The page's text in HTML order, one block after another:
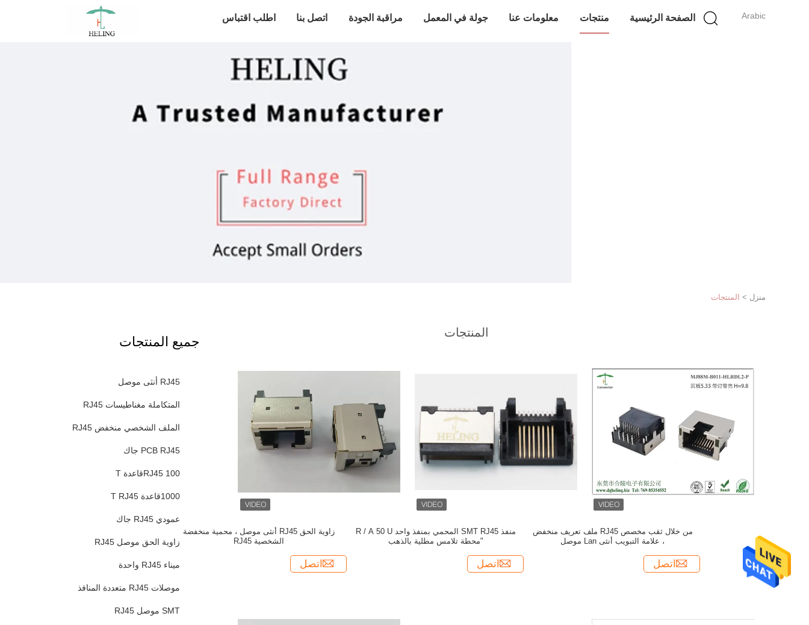
Arabic الصفحة الرئيسية منتجات معلومات عنا جولة في المعمل مراقبة الجودة اتصل بنا اطلب اقتباس
منزل > المنتجات
جميع المنتجات
RJ45 أنثى موصل
المتكاملة مغناطيسات RJ45
الملف الشخصي منخفض RJ45
PCB RJ45 جاك
RJ45 100قاعدة T
1000قاعدة T RJ45
عمودي RJ45 جاك
زاوية الحق موصل RJ45
ميناء RJ45 واحدة
موصلات RJ45 متعددة المنافذ
SMT موصل RJ45
المنتجات
زاوية الحق RJ45 أنثى موصل ، محمية منخفضة
الشخصية RJ45
اتصل
منفذ SMT RJ45 المحمي بمنفذ واحد R / A 50 U
"محطة تلامس مطلية بالذهب
اتصل
من خلال ثقب مخصص RJ45 ملف تعريف منخفض
، علامة التبويب أنثى Lan موصل
اتصل